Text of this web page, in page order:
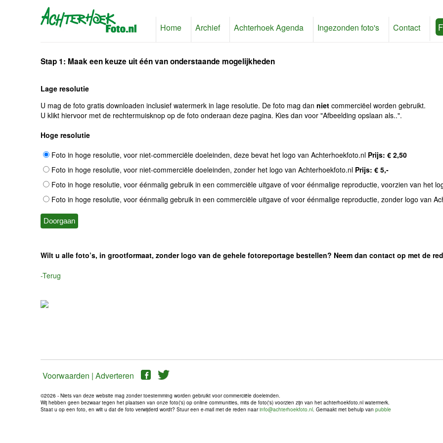
Home Archief Achterhoek Agenda Ingezonden foto's Contact
Stap 1: Maak een keuze uit één van onderstaande mogelijkheden
Lage resolutie
U mag de foto gratis downloaden inclusief watermerk in lage resolutie. De foto mag dan niet commerciëel worden gebruikt.
U klikt hiervoor met de rechtermuisknop op de foto onderaan deze pagina. Kies dan voor "Afbeelding opslaan als..".
Hoge resolutie
Foto in hoge resolutie, voor niet-commerciële doeleinden, deze bevat het logo van Achterhoekfoto.nl Prijs: € 2,50
Foto in hoge resolutie, voor niet-commerciële doeleinden, zonder het logo van Achterhoekfoto.nl Prijs: € 5,-
Foto in hoge resolutie, voor éénmalig gebruik in een commerciële uitgave of voor éénmalige reproductie, voorzien van het
Foto in hoge resolutie, voor éénmalig gebruik in een commerciële uitgave of voor éénmalige reproductie, zonder logo van
Wilt u alle foto’s, in grootformaat, zonder logo van de gehele fotoreportage bestellen? Neem dan contact op met de
-Terug
Voorwaarden | Adverteren
©2026 - Niets van deze website mag zonder toestemming worden gebruikt voor commerciële doeleinden.
Wij hebben geen bezwaar tegen het plaatsen van onze foto('s) op online communities, mits de foto('s) voorzien zijn van het achterhoekfoto.nl watermerk.
Staat u op een foto, en wilt u dat de foto verwijderd wordt? Stuur een e-mail met de reden naarinfo@achterhoekfoto.nl. Gemaakt met behulp van pubble